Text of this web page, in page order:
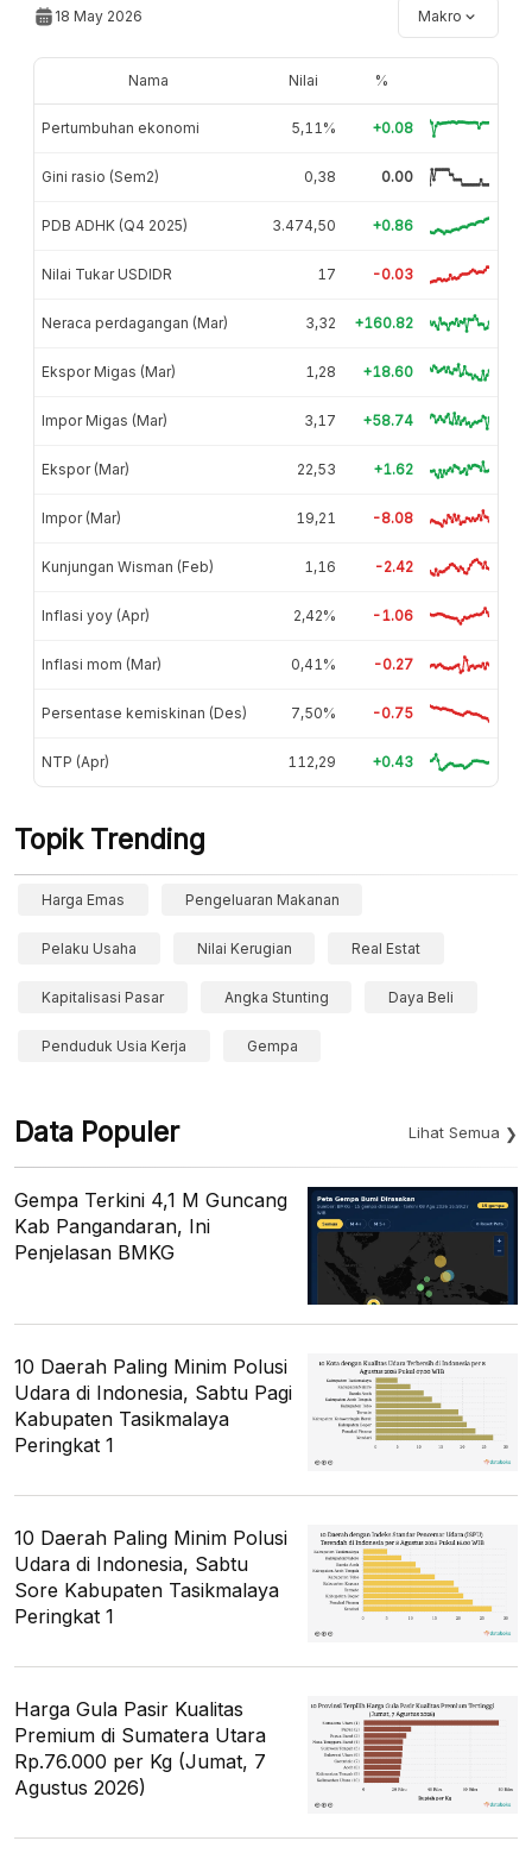
18 May 2026 Makro
Nama Nilai %
Pertumbuhan ekonomi 5,11% +0.08
Gini rasio (Sem2) 0,38 0.00
PDB ADHK (Q4 2025) 3.474,50 +0.86
Nilai Tukar USDIDR 17 -0.03
Neraca perdagangan (Mar) 3,32 +160.82
Ekspor Migas (Mar) 1,28 +18.60
Impor Migas (Mar) 3,17 +58.74
Ekspor (Mar) 22,53 +1.62
Impor (Mar) 19,21 -8.08
Kunjungan Wisman (Feb) 1,16 -2.42
Inflasi yoy (Apr) 2,42% -1.06
Inflasi mom (Mar) 0,41% -0.27
Persentase kemiskinan (Des) 7,50% -0.75
NTP (Apr) 112,29 +0.43
Topik Trending
Harga Emas Pengeluaran Makanan
Pelaku Usaha Nilai Kerugian Real Estat
Kapitalisasi Pasar Angka Stunting Daya Beli
Penduduk Usia Kerja Gempa
Data Populer Lihat Semua
Gempa Terkini 4,1 M Guncang
Kab Pangandaran, Ini
Penjelasan BMKG
10 Daerah Paling Minim Polusi
Udara di Indonesia, Sabtu Pagi
Kabupaten Tasikmalaya
Peringkat 1
10 Daerah Paling Minim Polusi
Udara di Indonesia, Sabtu
Sore Kabupaten Tasikmalaya
Peringkat 1
Harga Gula Pasir Kualitas
Premium di Sumatera Utara
Rp.76.000 per Kg (Jumat, 7
Agustus 2026)